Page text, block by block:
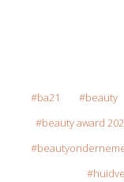
ba21 beauty
beauty award